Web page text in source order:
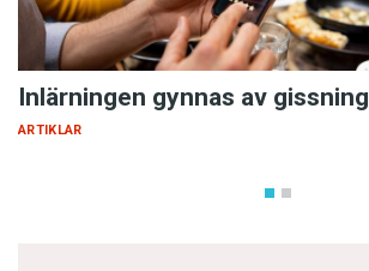
Inlärningen gynnas av
ARTIKLAR